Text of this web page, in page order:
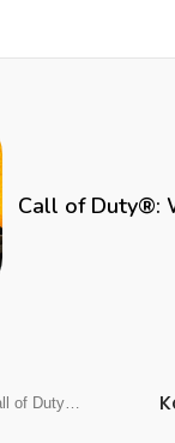
Call of Duty®:
Call of Duty®: Warzone™ Mobile